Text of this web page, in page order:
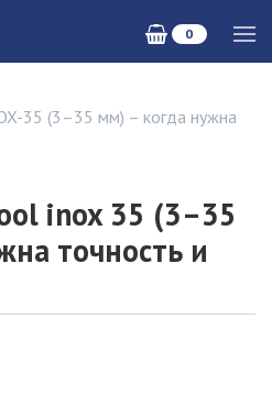
0
35 (3–35 мм) – когда нужна
inox 35 (3–35
точность и